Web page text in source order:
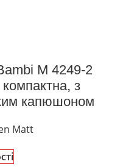
M 4249-2
з
капюшоном
Matt